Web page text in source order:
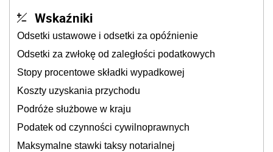
Wskaźniki
Odsetki ustawowe i odsetki za opóźnienie
Odsetki za zwłokę od zaległości podatkowych
Stopy procentowe składki wypadkowej
Koszty uzyskania przychodu
Podróże służbowe w kraju
Podatek od czynności cywilnoprawnych
Maksymalne stawki taksy notarialnej